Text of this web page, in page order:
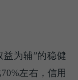
益为辅”的稳健
左右，信用